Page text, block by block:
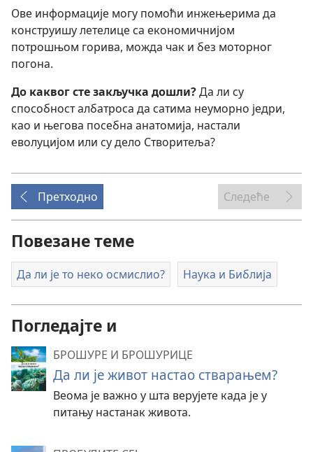
Ове информације могу помоћи инжењерима да
конструишу летелице са економичнијом
потрошњом горива, можда чак и без моторног
погона.
До каквог сте закључка дошли?Да ли су
способност албатроса да сатима неуморно једри,
као и његова посебна анатомија, настали
еволуцијом или су дело Створитеља?
Претходно Следеће
Повезане теме
Да ли је то неко осмислио? Наука и Библија
Погледајте и
БРОШУРЕ И БРОШУРИЦЕ
Да ли је живот настао стварањем?
Веома је важно у шта верујете када је у
питању настанак живота.